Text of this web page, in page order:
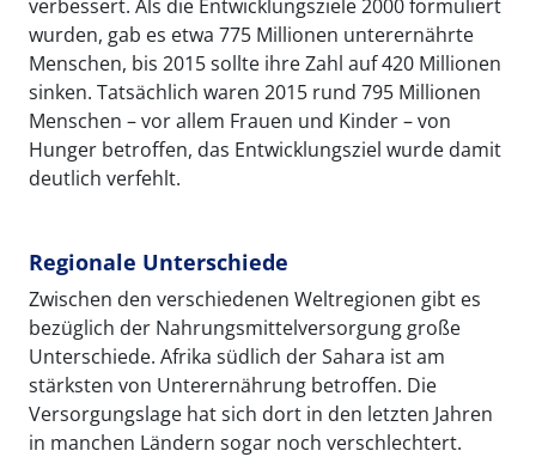
verbessert. Als die Entwicklungsziele 2000 formuliert
wurden, gab es etwa 775 Millionen unterernährte
Menschen, bis 2015 sollte ihre Zahl auf 420 Millionen
sinken. Tatsächlich waren 2015 rund 795 Millionen
Menschen – vor allem Frauen und Kinder – von
Hunger betroffen, das Entwicklungsziel wurde damit
deutlich verfehlt.
Regionale Unterschiede
Zwischen den verschiedenen Weltregionen gibt es
bezüglich der Nahrungsmittelversorgung große
Unterschiede. Afrika südlich der Sahara ist am
stärksten von Unterernährung betroffen. Die
Versorgungslage hat sich dort in den letzten Jahren
in manchen Ländern sogar noch verschlechtert.